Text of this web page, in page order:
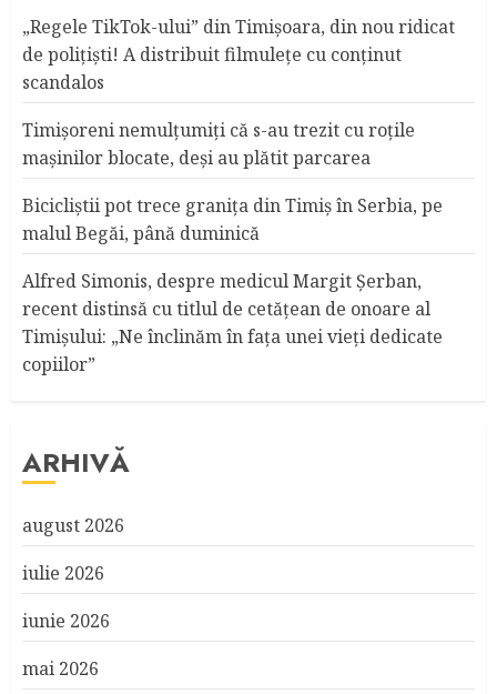
„Regele TikTok-ului” din Timişoara, din nou ridicat
de poliţişti! A distribuit filmuleţe cu conţinut
scandalos
Timişoreni nemulţumiţi că s-au trezit cu roţile
maşinilor blocate, deşi au plătit parcarea
Bicicliştii pot trece graniţa din Timiş în Serbia, pe
malul Begăi, până duminică
Alfred Simonis, despre medicul Margit Şerban,
recent distinsă cu titlul de cetățean de onoare al
Timişului: „Ne înclinăm în fața unei vieți dedicate
copiilor”
ARHIVĂ
august 2026
iulie 2026
iunie 2026
mai 2026